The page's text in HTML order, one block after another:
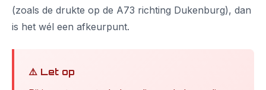
(zoals de drukte op de A73 richting Dukenburg), dan
is het wél een afkeurpunt.
⚠️ Let op